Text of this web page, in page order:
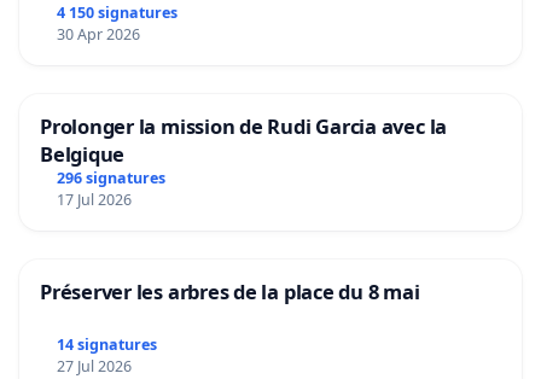
4 150 signatures
30 Apr 2026
Prolonger la mission de Rudi Garcia avec la
Belgique
296 signatures
17 Jul 2026
Préserver les arbres de la place du 8 mai
14 signatures
27 Jul 2026